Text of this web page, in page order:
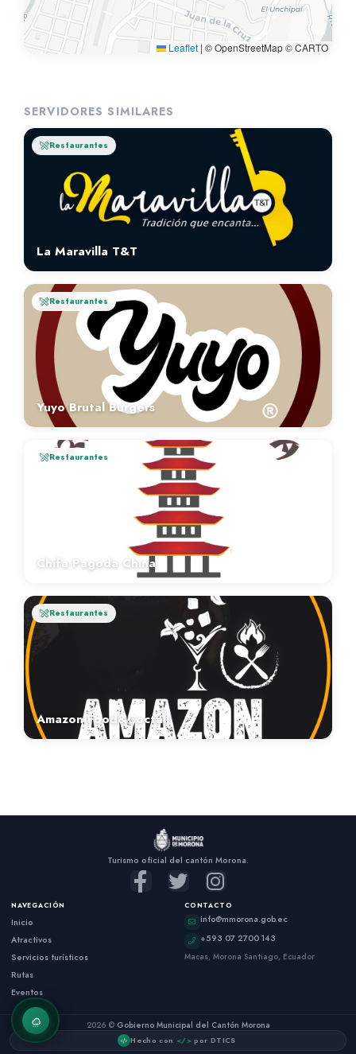
Leaflet | © OpenStreetMap © CARTO
SERVIDORES SIMILARES
Restaurantes
La Maravilla T&T
Restaurantes
Yuyo Brutal Burgers
Restaurantes
Chifa Pagoda China
Restaurantes
Amazon Food&Coctail
Turismo oficial del cantón Morona.
NAVEGACIÓN
Inicio
Atractivos
Servicios turísticos
Rutas
Eventos
CONTACTO
info@mmorona.gob.ec
+593 07 2700 143
Macas, Morona Santiago, Ecuador
2026 © Gobierno Municipal del Cantón Morona
Hecho con </> por DTICS